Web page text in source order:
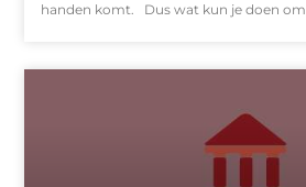
handen komt. Dus wat kun je doen om